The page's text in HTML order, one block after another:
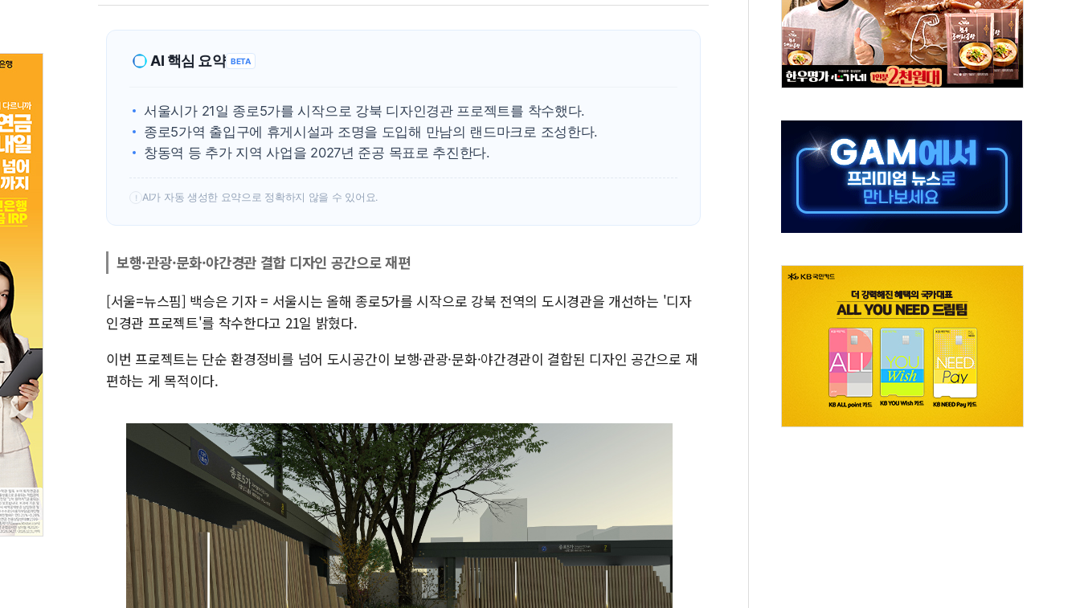
지방공기업 경영평가, 서울농수산식품공사 등 20곳 '최우수'...인천환경공단 등 '부진'
예천 실종신고 80대 남성 논둑서 숨진 채 발견
"35초마다 중국과 통신"...美보안기업, 중국제 공유기서 '백도어' 발견
원내대책회의 참석하는 한병도
AI 핵심 요약 BETA
서울시가 21일 종로5가를 시작으로 강북 디자인경관 프로젝트를 착수했다.
종로5가역 출입구에 휴게시설과 조명을 도입해 만남의 랜드마크로 조성한다.
창동역 등 추가 지역 사업을 2027년 준공 목표로 추진한다.
! AI가 자동 생성한 요약으로 정확하지 않을 수 있어요.
보행·관광·문화·야간경관 결합 디자인 공간으로 재편
[서울=뉴스핌] 백승은 기자 = 서울시는 올해 종로5가를 시작으로 강북 전역의 도시경관을 개선하는 '디자
인경관 프로젝트'를 착수한다고 21일 밝혔다.
이번 프로젝트는 단순 환경정비를 넘어 도시공간이 보행·관광·문화·야간경관이 결합된 디자인 공간으로 재
편하는 게 목적이다.